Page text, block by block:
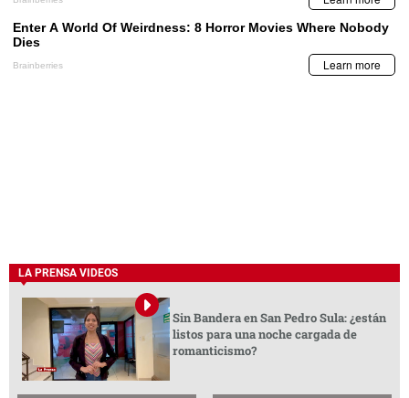
LA PRENSA VIDEOS
Sin Bandera en San Pedro Sula: ¿están
listos para una noche cargada de
romanticismo?